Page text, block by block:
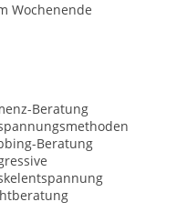
Wochenende
Beratung
Beratung